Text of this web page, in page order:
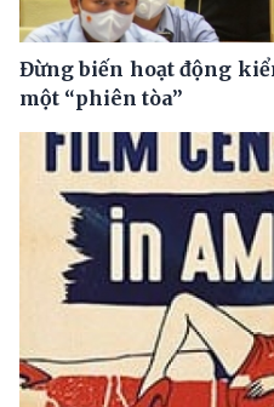
Đừng biến hoạt động
một “phiên tòa”